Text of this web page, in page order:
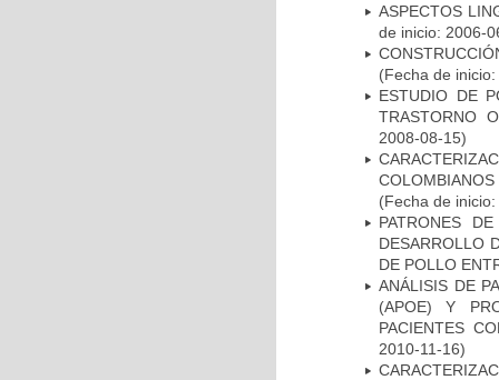
ASPECTOS
de inicio: 2006-
(Fecha de
ESTUDIO DE
TRASTORNO
2008-08-15)
(Fecha de
PATRONES
DESARROLLO
DE POLLO
ANÁLISIS DE
(APOE) Y
PACIENTES
2010-11-16)